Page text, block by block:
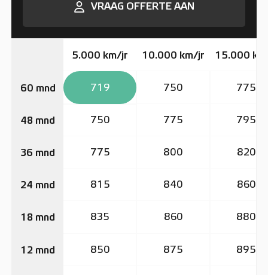
VRAAG OFFERTE AAN
60 mnd
48 mnd
36 mnd
24 mnd
18 mnd
12 mnd
5.000 km/jr 10.000 km/jr 15.000
719 750 775
750 775 795
775 800 820
815 840 860
835 860 880
850 875 895